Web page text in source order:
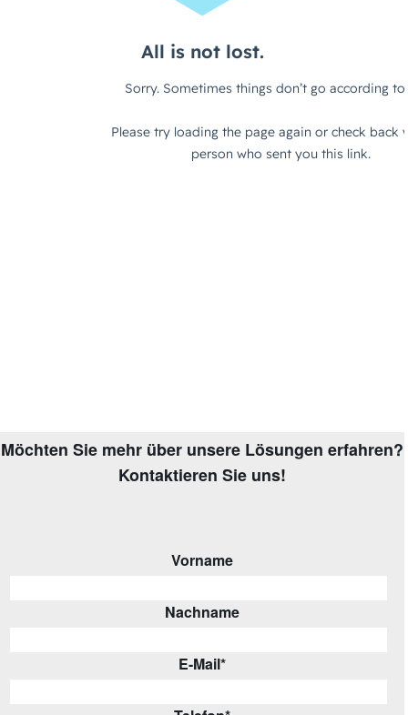
Möchten Sie mehr über unsere Lösungen erfahren?
Kontaktieren Sie uns!
Vorname
Nachname
E-Mail*